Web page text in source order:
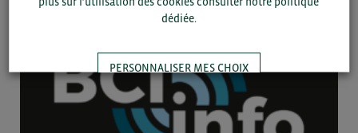
dédiée.
PERSONNALISER MES CHOIX
TOUT ACCEPTER